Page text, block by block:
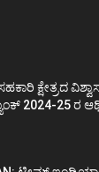
ಕ್ಷೇತ್ರದ
2024-25 ರ